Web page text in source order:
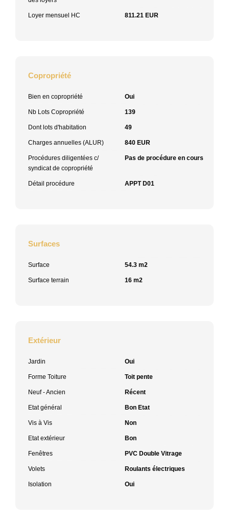
Loyer mensuel HC 811.21 EUR
Copropriété
Bien en copropriété Oui
Nb Lots Copropriété 139
Dont lots d'habitation 49
Charges annuelles (ALUR) 840 EUR
Procédures diligentées c/
syndicat de copropriété
Pas de procédure en cours
Détail procédure APPT D01
Surfaces
Surface 54.3 m2
Surface terrain 16 m2
Extérieur
Jardin Oui
Forme Toiture Toit pente
Neuf - Ancien Récent
Etat général Bon Etat
Vis à Vis Non
Etat extérieur Bon
Fenêtres PVC Double Vitrage
Volets Roulants électriques
Isolation Oui